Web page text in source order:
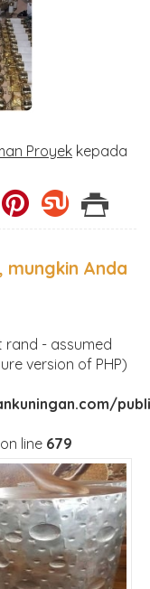
Proyek kepada
mungkin Anda
rand - assumed
version of PHP)
on line 679